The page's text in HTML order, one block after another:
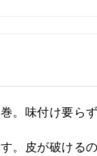
。味付け要らず
。皮が破ける